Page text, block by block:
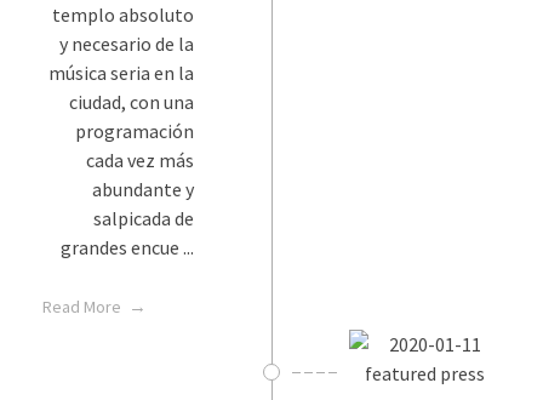
templo absoluto
y necesario de la
música seria en la
ciudad, con una
programación
cada vez más
abundante y
salpicada de
grandes encue ...
Read More